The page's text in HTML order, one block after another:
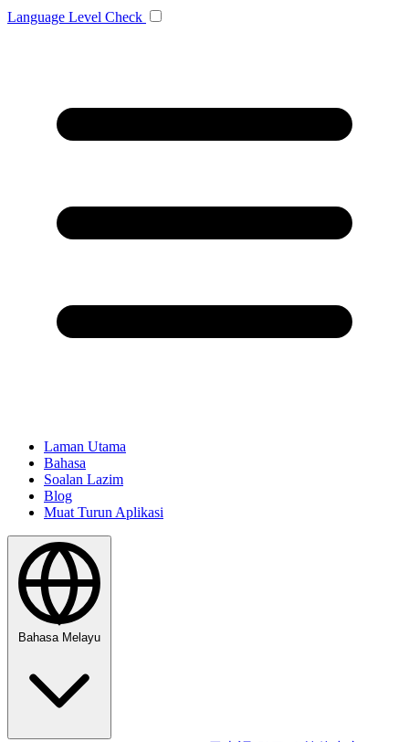
Language Level Check
Laman Utama
Bahasa
Soalan Lazim
Blog
Muat Turun Aplikasi
Bahasa Melayu